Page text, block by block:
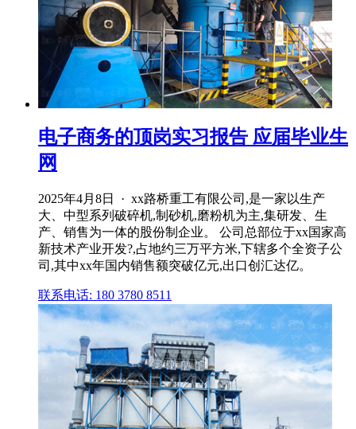
电子商务的顶岗实习报告 应届毕业生
网
2025年4月8日 · xx路桥重工有限公司,是一家以生产
大、中型系列破碎机,制砂机,磨粉机为主,集研发、生
产、销售为一体的股份制企业。 公司总部位于xx国家高
新技术产业开发?,占地约三万平方米,下辖多个全资子公
司,其中xx年国内销售额突破亿元,出口创汇达亿。
联系电话: 180 3780 8511